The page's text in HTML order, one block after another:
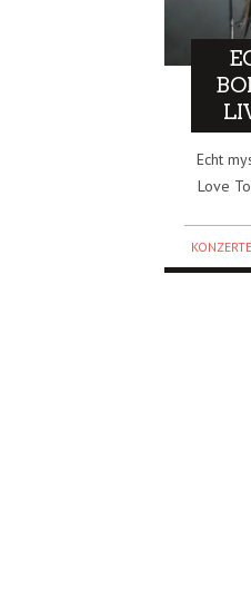
Echt
Love